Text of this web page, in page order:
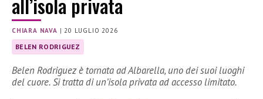
all’isola privata
CHIARA NAVA |20 LUGLIO 2026
BELEN RODRIGUEZ
Belen Rodriguez è tornata ad Albarella, uno dei suoi luoghi
del cuore. Si tratta di un’isola privata ad accesso limitato.